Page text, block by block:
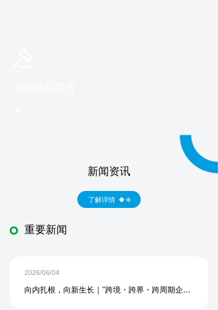
新闻资讯
了解详情
重要新闻
2026/06/04
向内扎根，向新生长｜"跨境・跨界・跨周期企业内生力沙龙"成功举办